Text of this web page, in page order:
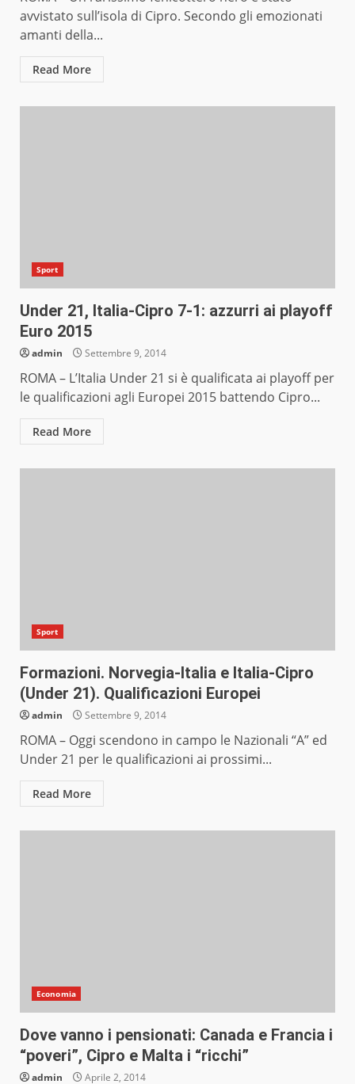
avvistato sull’isola di Cipro. Secondo gli emozionati
amanti della...
Read More
Sport
Under 21, Italia-Cipro 7-1: azzurri ai playoff
Euro 2015
admin Settembre 9, 2014
ROMA – L’Italia Under 21 si è qualificata ai playoff per
le qualificazioni agli Europei 2015 battendo Cipro...
Read More
Sport
Formazioni. Norvegia-Italia e Italia-Cipro
(Under 21). Qualificazioni Europei
admin Settembre 9, 2014
ROMA – Oggi scendono in campo le Nazionali “A” ed
Under 21 per le qualificazioni ai prossimi...
Read More
Economia
Dove vanno i pensionati: Canada e Francia i
“poveri”, Cipro e Malta i “ricchi”
admin Aprile 2, 2014